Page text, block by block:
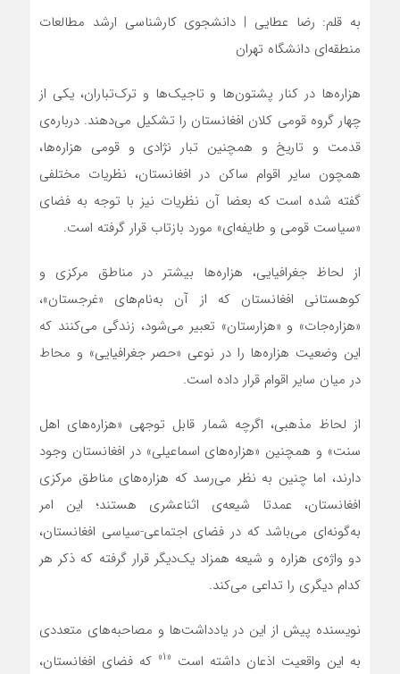
به قلم: رضا عطایی | دانشجوی کارشناسی ارشد مطالعات
منطقه‌ای دانشگاه تهران
هزاره‌ها در کنار پشتون‌ها و تاجیک‌ها و ترک‌تباران، یکی از
چهار گروه قومی کلان افغانستان را تشکیل می‌دهند. درباره‌ی
قدمت و تاریخ و همچنین تبار نژادی و قومی هزاره‌ها،
همچون سایر اقوام ساکن در افغانستان، نظریات مختلفی
گفته شده است که بعضا آن نظریات نیز با توجه به فضای
«سیاست قومی و طایفه‌ای» مورد بازتاب قرار گرفته است.
از لحاظ جغرافیایی، هزاره‌ها بیشتر در مناطق مرکزی و
کوهستانی افغانستان که از آن به‌نام‌های «غرجستان»،
«هزاره‌جات» و «هزارستان» تعبیر می‌شود، زندگی می‌کنند که
این وضعیت هزاره‌ها را در نوعی «حصر جغرافیایی» و محاط
در میان سایر اقوام قرار داده است.
از لحاظ مذهبی، اگرچه شمار قابل توجهی «هزاره‌های اهل
سنت» و همچنین «هزاره‌های اسماعیلی» در افغانستان وجود
دارند، اما چنین به نظر می‌رسد که هزاره‌های مناطق مرکزی
افغانستان، عمدتا شیعه‌ی اثناعشری هستند؛ این امر
به‌گونه‌ای می‌باشد که در فضای اجتماعی-سیاسی افغانستان،
دو واژه‌ی هزاره و شیعه همزاد یک‌دیگر قرار گرفته که ذکر هر
کدام دیگری را تداعی می‌کند.
نویسنده پیش از این در یادداشت‌ها و مصاحبه‌های متعددی
به این واقعیت اذعان داشته است «۱»
که فضای افغانستان،